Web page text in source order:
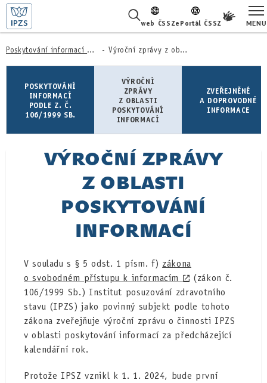
web ČSSZePortál ČSSZ MENU
ŽIVOTNÍ SITUACE
O NÁS
KARIÉRA
PRO LÉKAŘE
Poskytování informací podle z. č. 106/1999 Sb. Výroční zprávy z oblasti poskytování informací
POSKYTOVÁNÍ
INFORMACÍ
PODLE Z. Č.
106/1999 SB.
VÝROČNÍ
ZPRÁVY
Z OBLASTI
POSKYTOVÁNÍ
INFORMACÍ
ZVEŘEJNĚNÉ
A DOPROVODNÉ
INFORMACE
VÝROČNÍ ZPRÁVY
Z OBLASTI
POSKYTOVÁNÍ
INFORMACÍ
V souladu s § 5 odst. 1 písm. f) zákona
o svobodném přístupu k informacím
(zákon č.
106/1999 Sb.) Institut posuzování zdravotního
stavu (IPZS) jako povinný subjekt podle tohoto
zákona zveřejňuje výroční zprávu o činnosti IPZS
v oblasti poskytování informací za předcházející
kalendářní rok.
Protože IPSZ vznikl k 1. 1. 2024, bude první